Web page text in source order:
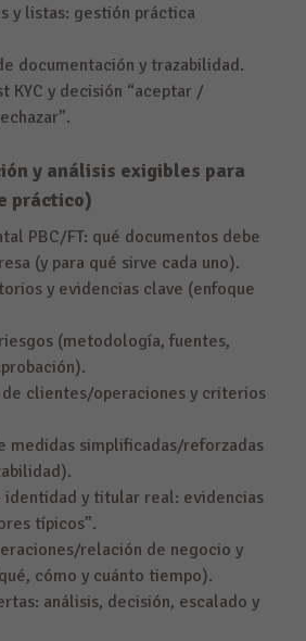
y listas: gestión práctica
documentación y trazabilidad.
KYC y decisión “aceptar /
y análisis exigibles para
práctico)
PBC/FT: qué documentos debe
(y para qué sirve cada uno).
y evidencias clave (enfoque
(metodología, fuentes,
clientes/operaciones y criterios
medidas simplificadas/reforzadas
identidad y titular real: evidencias
típicos”.
relación de negocio y
cómo y cuánto tiempo).
análisis, decisión, escalado y